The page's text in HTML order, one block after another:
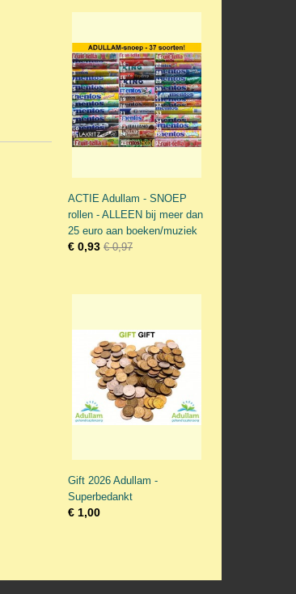
ACTIE Adullam - SNOEP
rollen - ALLEEN bij meer dan
25 euro aan boeken/muziek
€ 0,93 € 0,97
Gift 2026 Adullam -
Superbedankt
€ 1,00